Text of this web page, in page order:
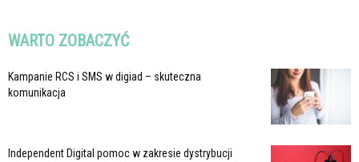
WARTO ZOBACZYĆ
Kampanie RCS i SMS w digiad – skuteczna
komunikacja
Independent Digital pomoc w zakresie dystrybucji